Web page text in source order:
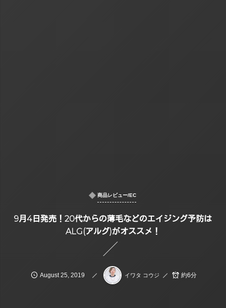
商品レビュー/EC
9月4日発売！20代からの薄毛などのエイジング予防は
ALG(アルグ)がオススメ！
August 25 2019 イワタ コウジ 約6分